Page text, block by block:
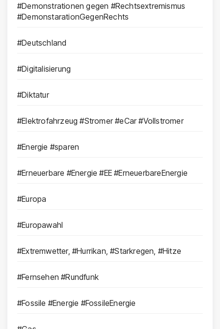
#Demonstrationen gegen #Rechtsextremismus
#DemonstarationGegenRechts
#Deutschland
#Digitalisierung
#Diktatur
#Elektrofahrzeug #Stromer #eCar #Vollstromer
#Energie #sparen
#Erneuerbare #Energie #EE #ErneuerbareEnergie
#Europa
#Europawahl
#Extremwetter, #Hurrikan, #Starkregen, #Hitze
#Fernsehen #Rundfunk
#Fossile #Energie #FossileEnergie